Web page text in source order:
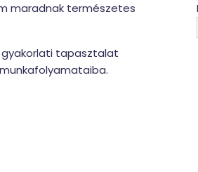
maradnak természetes
tapasztalat